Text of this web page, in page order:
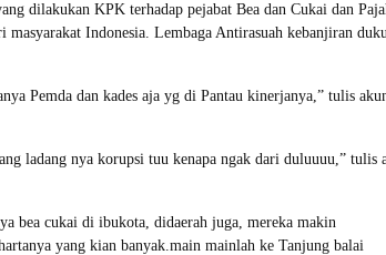
dilakukan KPK terhadap pejabat Bea dan Cukai dan
masyarakat Indonesia. Lembaga Antirasuah kebanjiran
Pemda dan kades aja yg di Pantau kinerjanya,” tulis
ladang nya korupsi tuu kenapa ngak dari duluuuu,” tulis
bea cukai di ibukota, didaerah juga, mereka makin
yang kian banyak.main mainlah ke Tanjung balai